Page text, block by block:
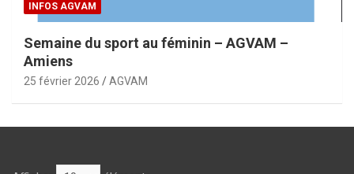
INFOS AGVAM
Semaine du sport au féminin – AGVAM –
Amiens
25 février 2026 AGVAM